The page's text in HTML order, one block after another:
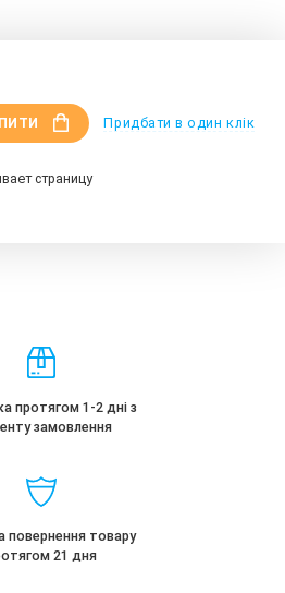
Придбати в один клік
страницу
протягом 1-2 дні з
замовлення
повернення товару
21 дня